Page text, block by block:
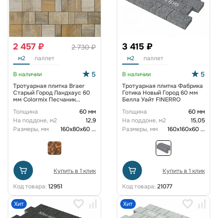
2 730 ₽
2 457 ₽
м2 паллет
В наличии 5
Тротуарная плитка Braer
Старый Город Ландхаус 60
мм Colormix Песчаник
Толщина
60 мм
На поддоне, м2
12,9
Размеры, мм
160х80х60...
Купить в 1 клик
Код товара: 12951
3 415 ₽
м2 паллет
В наличии 5
Тротуарная плитка Фабрика
Готика Новый Город 60 мм
Белла Уайт FINERRO
Толщина
60 мм
На поддоне, м2
15,05
Размеры, мм
160х160х60...
Купить в 1 клик
Код товара: 21077
Хит Хит